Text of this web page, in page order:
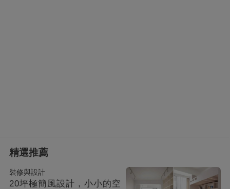
精選推薦
裝修與設計
20坪極簡風設計，小小的空